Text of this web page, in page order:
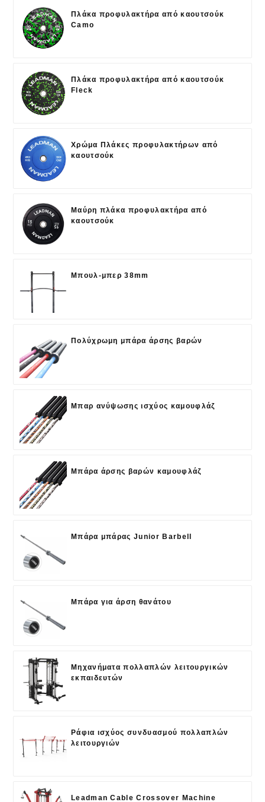
Πλάκα προφυλακτήρα από καουτσούκ
Camo
Πλάκα προφυλακτήρα από καουτσούκ
Fleck
Χρώμα Πλάκες προφυλακτήρων από
καουτσούκ
Μαύρη πλάκα προφυλακτήρα από
καουτσούκ
Μπουλ-μπερ 38mm
Πολύχρωμη μπάρα άρσης βαρών
Μπαρ ανύψωσης ισχύος καμουφλάζ
Μπάρα άρσης βαρών καμουφλάζ
Μπάρα μπάρας Junior Barbell
Μπάρα για άρση θανάτου
Μηχανήματα πολλαπλών λειτουργικών
εκπαιδευτών
Ράφια ισχύος συνδυασμού πολλαπλών
λειτουργιών
Leadman Cable Crossover Machine